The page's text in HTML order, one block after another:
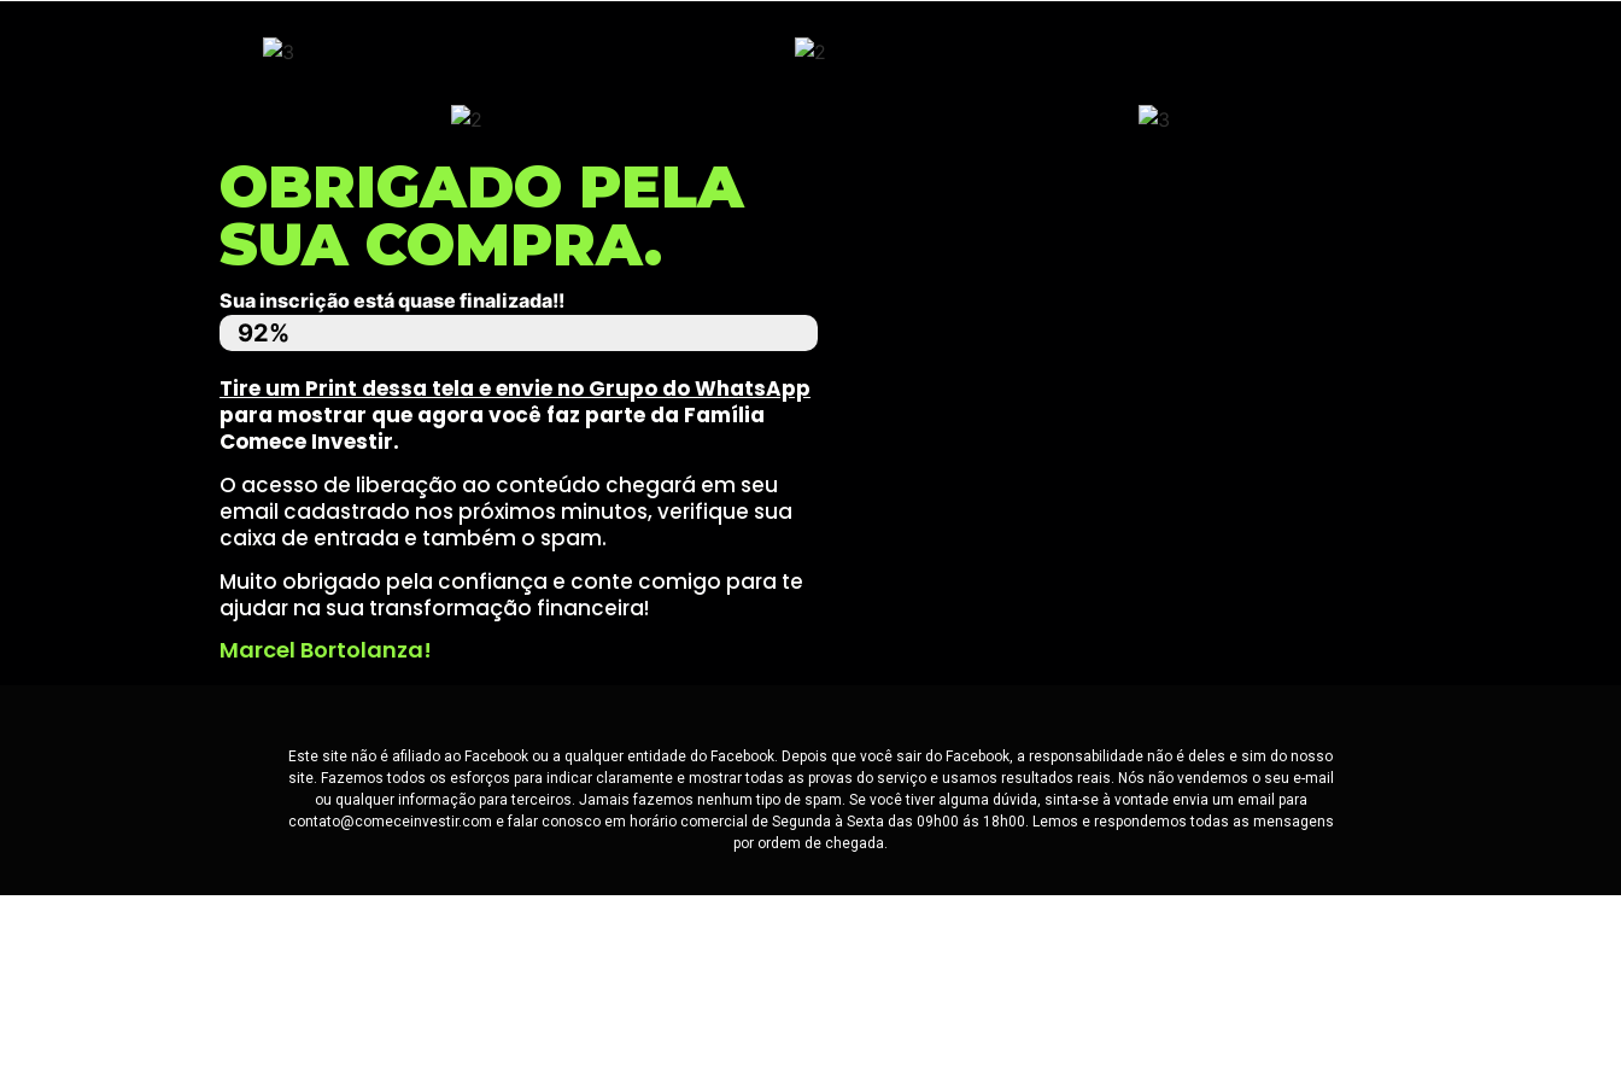
OBRIGADO PELA
SUA COMPRA.
Sua inscrição está quase finalizada!!
92%
Tire um Print dessa tela e envie no Grupo do WhatsApp
para mostrar que agora você faz parte da Família
Comece Investir.
O acesso de liberação ao conteúdo chegará em seu
email cadastrado nos próximos minutos, verifique sua
caixa de entrada e também o spam.
Muito obrigado pela confiança e conte comigo para te
ajudar na sua transformação financeira!
Marcel Bortolanza!
Este site não é afiliado ao Facebook ou a qualquer entidade do Facebook. Depois que você sair do Facebook, a responsabilidade não é deles e sim do nosso
site. Fazemos todos os esforços para indicar claramente e mostrar todas as provas do serviço e usamos resultados reais. Nós não vendemos o seu e-mail
ou qualquer informação para terceiros. Jamais fazemos nenhum tipo de spam. Se você tiver alguma dúvida, sinta-se à vontade envia um email para
contato@comeceinvestir.com e falar conosco em horário comercial de Segunda à Sexta das 09h00 ás 18h00. Lemos e respondemos todas as mensagens
por ordem de chegada.